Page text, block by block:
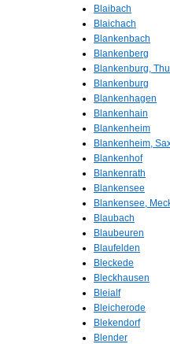
Blaibach
Blaichach
Blankenbach
Blankenberg
Blankenburg,
Blankenburg
Blankenhagen
Blankenhain
Blankenheim
Blankenheim,
Blankenhof
Blankenrath
Blankensee
Blankensee,
Blaubach
Blaubeuren
Blaufelden
Bleckede
Bleckhausen
Bleialf
Bleicherode
Blekendorf
Blender